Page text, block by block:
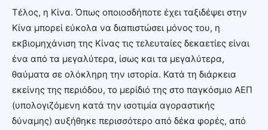
Τέλος, η Κίνα. Όπως οποιοσδήποτε έχει ταξιδέψει στην
Κίνα μπορεί εύκολα να διαπιστώσει μόνος του, η
εκβιομηχάνιση της Κίνας τις τελευταίες δεκαετίες είναι
ένα από τα μεγαλύτερα, ίσως και τα μεγαλύτερα,
θαύματα σε ολόκληρη την ιστορία. Κατά τη διάρκεια
εκείνης της περιόδου, το μερίδιό της στο παγκόσμιο ΑΕΠ
(υπολογιζόμενη κατά την ισοτιμία αγοραστικής
δύναμης) αυξήθηκε περισσότερο από δέκα φορές, από